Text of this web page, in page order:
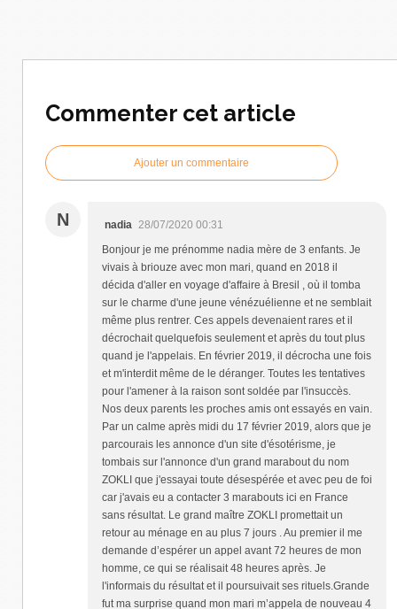
Commenter cet article
Ajouter un commentaire
N nadia
28/07/2020 00:31
Bonjour je me prénomme nadia mère de 3 enfants. Je
vivais à briouze avec mon mari, quand en 2018 il
décida d'aller en voyage d'affaire à Bresil , où il tomba
sur le charme d'une jeune vénézuélienne et ne semblait
même plus rentrer. Ces appels devenaient rares et il
décrochait quelquefois seulement et après du tout plus
quand je l'appelais. En février 2019, il décrocha une fois
et m'interdit même de le déranger. Toutes les tentatives
pour l'amener à la raison sont soldée par l'insuccès.
Nos deux parents les proches amis ont essayés en vain.
Par un calme après midi du 17 février 2019, alors que je
parcourais les annonce d'un site d'ésotérisme, je
tombais sur l'annonce d'un grand marabout du nom
ZOKLI que j'essayai toute désespérée et avec peu de foi
car j'avais eu a contacter 3 marabouts ici en France
sans résultat. Le grand maître ZOKLI promettait un
retour au ménage en au plus 7 jours . Au premier il me
demande d’espérer un appel avant 72 heures de mon
homme, ce qui se réalisait 48 heures après. Je
l'informais du résultat et il poursuivait ses rituels.Grande
fut ma surprise quand mon mari m’appela de nouveau 4